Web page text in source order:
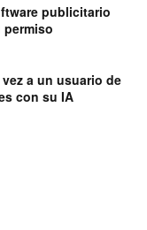
publicitario
a un usuario de
con su IA